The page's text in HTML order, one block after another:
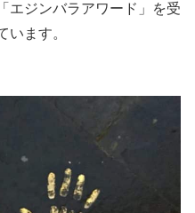
エジンバラアワード」を受
います。